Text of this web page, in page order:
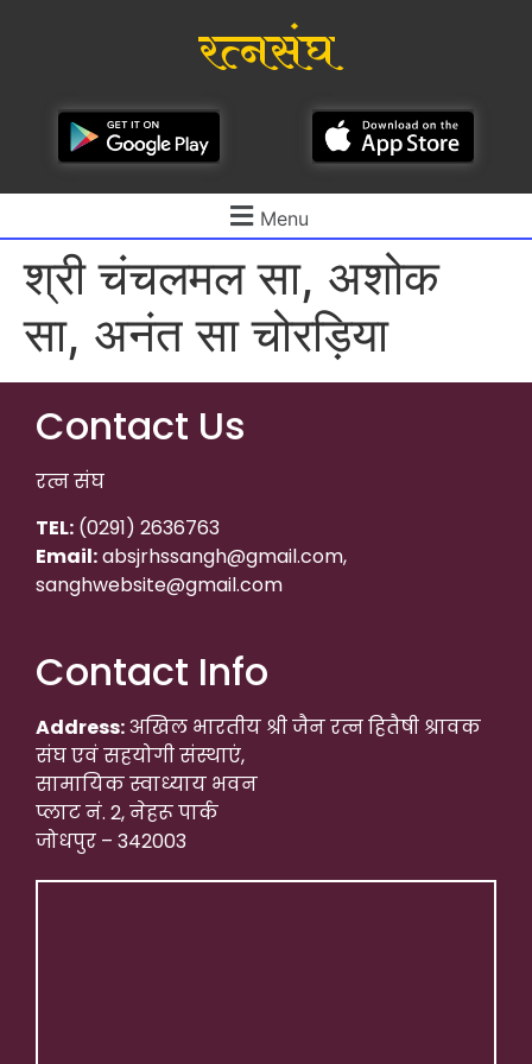
रत्नसंघ
Menu
श्री चंचलमल सा, अशोक
सा, अनंत सा चोरड़िया
Contact Us
रत्न संघ
TEL: (0291) 2636763
Email:absjrhssangh@gmail.com,
sanghwebsite@gmail.com
Contact Info
Address:अखिल भारतीय श्री जैन रत्न हितैषी श्रावक
संघ एवं सहयोगी संस्थाएं,
सामायिक स्वाध्याय भवन
प्लाट नं. 2, नेहरू पार्क
जोधपुर – 342003